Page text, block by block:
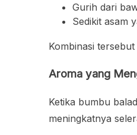
Gurih dari
Sedikit asam
Kombinasi
Aroma yang
Ketika bumbu
meningkatnya